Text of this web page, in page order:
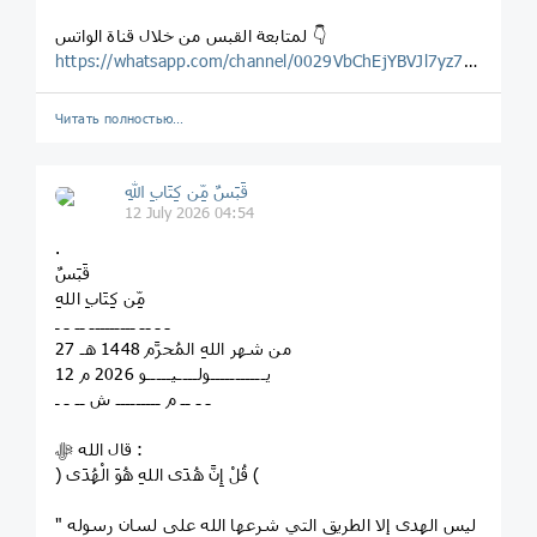
لمتابعة القبس من خلال قناة الواتس 👇
https://whatsapp.com/channel/0029VbChEjYBVJl7yz7Wg123
Читать полностью…
قَبَسٌ مِّن كِتَابِ اللهِ
12 July 2026 04:54
.
قَبَسٌ
مِّن كِتَابِ اللهِ
27 من شهر اللهِ المُحرَّم 1448 هـ
12 يـــــــــــولــــيـــــو 2026 م
ـ ـ ــ م ـــــــــ ش ــ ـ ـ
قال الله ﷻ :
﴿ قُلْ إِنَّ هُدَى اللهِ هُوَ الْهُدَى ﴾
" ليس الهدى إلا الطريق التي شرعها الله على لسان رسوله